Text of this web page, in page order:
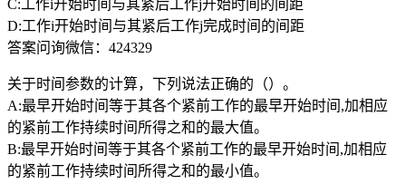
C:工作i开始时间与其紧后工作j开始时间的间距
D:工作i开始时间与其紧后工作j完成时间的间距
答案问询微信：424329
关于时间参数的计算，下列说法正确的（）。
A:最早开始时间等于其各个紧前工作的最早开始时间,加相应
的紧前工作持续时间所得之和的最大值。
B:最早开始时间等于其各个紧前工作的最早开始时间,加相应
的紧前工作持续时间所得之和的最小值。